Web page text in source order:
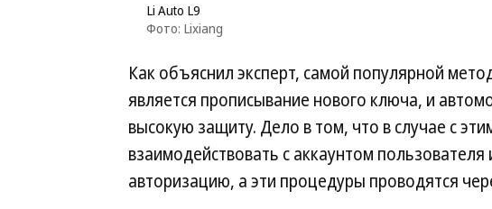
Li Auto L9
Фото: Lixiang
Как объяснил эксперт, самой популярной
является прописывание нового ключа, и
высокую защиту. Дело в том, что в случае с
взаимодействовать с аккаунтом
авторизацию, а эти процедуры проводятся